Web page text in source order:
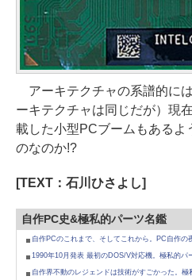
アーキテクチャの系譜的に
ーキテクチャは同じだが）現
載した小型PCブームもあるよ
のなのか!?
[TEXT：石川ひさよし]
自作PC史&極私的パーツ名鑑
自作PCのこれまで、そしてこれから。PC自作の
1990年10月発表 最初のDOS/V対応機。極私的
自作界不動のレジェンドは技術がすごかった。